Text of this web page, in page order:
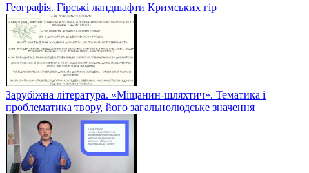
Географія. Гірські ландшафти Кримських гір
Зарубіжна література. «Міщанин-шляхтич». Тематика і
проблематика твору, його загальнолюдське значення